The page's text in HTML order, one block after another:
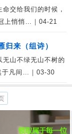
命交给我们的时候，
上悄悄…｜04-21
归来（组诗）
无山不绿无山不树的
于凡间…｜03-30